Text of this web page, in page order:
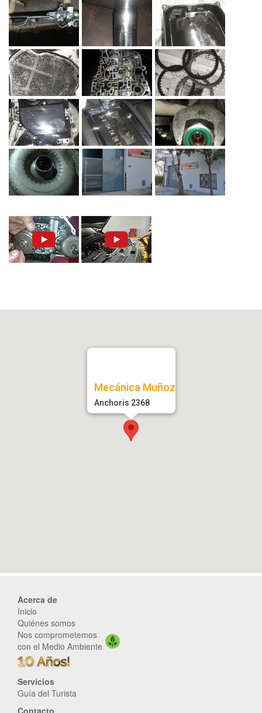
Mecánica Muñoz
Anchoris 2368
Acerca de
Inicio
Quiénes somos
Nos comprometemos
con el Medio Ambiente
Servicios
Guía del Turista
Contacto